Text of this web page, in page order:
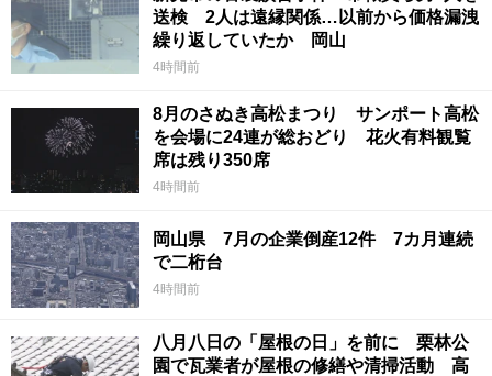
送検 2人は遠縁関係…以前から価格漏洩
繰り返していたか 岡山
4時間前
8月のさぬき高松まつり サンポート高松
を会場に24連が総おどり 花火有料観覧
席は残り350席
4時間前
岡山県 7月の企業倒産12件 7カ月連続
で二桁台
4時間前
八月八日の「屋根の日」を前に 栗林公
園で瓦業者が屋根の修繕や清掃活動 高